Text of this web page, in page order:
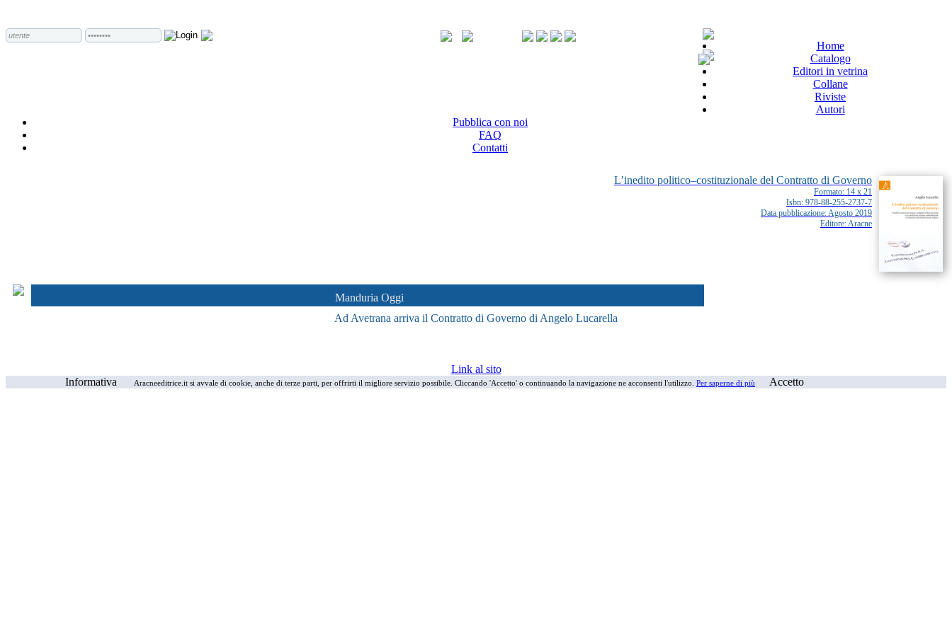
Home
Catalogo
Editori in vetrina
Collane
Riviste
Autori
Pubblica con noi
FAQ
Contatti
L’inedito politico–costituzionale del Contratto di Governo
Formato: 14 x 21
Isbn: 978-88-255-2737-7
Data pubblicazione: Agosto 2019
Editore: Aracne
Manduria Oggi
Ad Avetrana arriva il Contratto di Governo di Angelo Lucarella
Link al sito
Informativa
Aracneeditrice.it si avvale di cookie, anche di terze parti, per offrirti il migliore servizio possibile. Cliccando 'Accetto' o continuando la navigazione ne acconsenti l'utilizzo. Per saperne di più Accetto